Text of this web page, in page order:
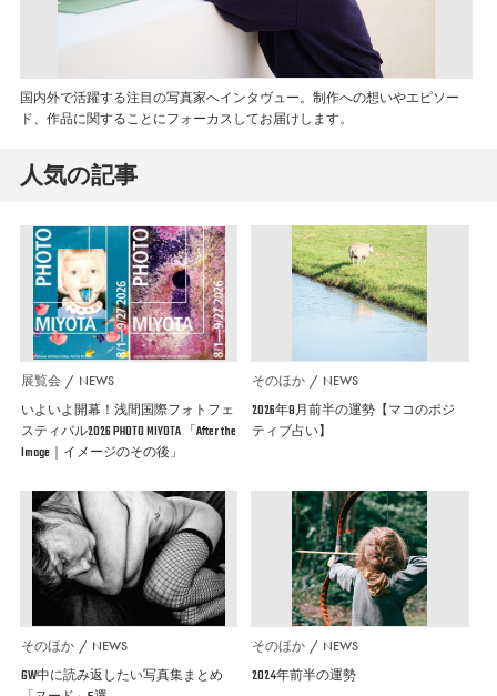
国内外で活躍する注目の写真家へインタヴュー。制作への想いやエピソー
ド、作品に関することにフォーカスしてお届けします。
人気の記事
展覧会 NEWS
いよいよ開幕！浅間国際フォトフェ
スティバル2026 PHOTO MIYOTA 「After the
Image｜イメージのその後」
そのほか NEWS
2026年8月前半の運勢【マコのポジ
ティブ占い】
そのほか NEWS
GW中に読み返したい写真集まとめ
そのほか NEWS
2024年前半の運勢